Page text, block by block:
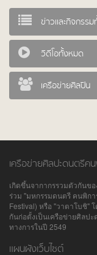
ข่าวและกิจกรร
วิดีโอทั้งหมด
เครือข่ายศิลปิน
เครือข่ายศิลปะดนตรีค
เกิดขึ้นจากากรรวมตัวกันข
ร่วม "มหกรรมดนตรี คนพิกา
Festival) หรือ "วาตาโบชิ"
กันก่อตั้งเป็นเครือข่ายศิลป
ทางการในปี 2549
แผนผังเว็บไซต์